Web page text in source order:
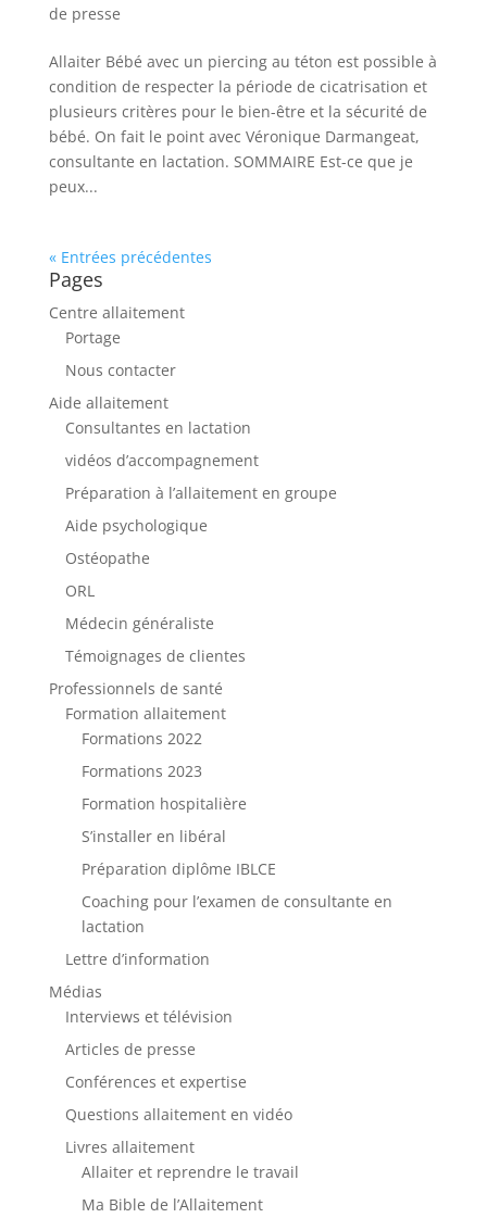
de presse
Allaiter Bébé avec un piercing au téton est possible à
condition de respecter la période de cicatrisation et
plusieurs critères pour le bien-être et la sécurité de
bébé. On fait le point avec Véronique Darmangeat,
consultante en lactation. SOMMAIRE Est-ce que je
peux...
« Entrées précédentes
Pages
Centre allaitement
Portage
Nous contacter
Aide allaitement
Consultantes en lactation
vidéos d’accompagnement
Préparation à l’allaitement en groupe
Aide psychologique
Ostéopathe
ORL
Médecin généraliste
Témoignages de clientes
Professionnels de santé
Formation allaitement
Formations 2022
Formations 2023
Formation hospitalière
S’installer en libéral
Préparation diplôme IBLCE
Coaching pour l’examen de consultante en
lactation
Lettre d’information
Médias
Interviews et télévision
Articles de presse
Conférences et expertise
Questions allaitement en vidéo
Livres allaitement
Allaiter et reprendre le travail
Ma Bible de l’Allaitement